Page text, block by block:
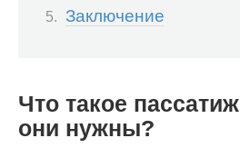
Заключение
Что такое
они нужны?